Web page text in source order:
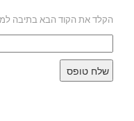
הקלד את הקוד הבא בתיבה למטה: